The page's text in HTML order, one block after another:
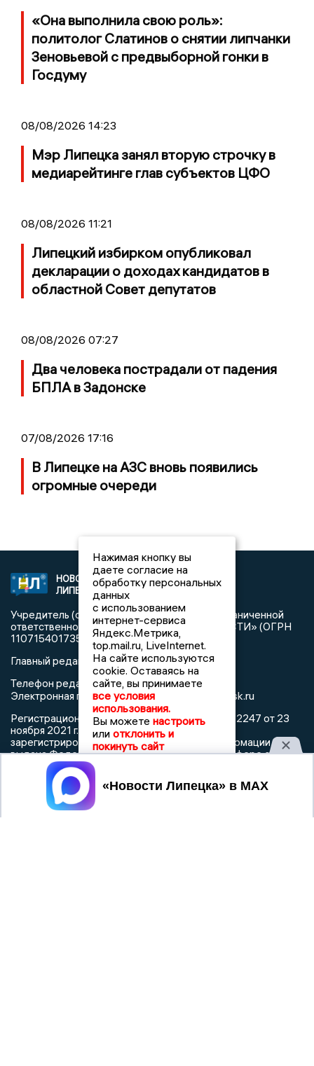
«Она выполнила свою роль»:
политолог Слатинов о снятии липчанки
Зеновьевой с предвыборной гонки в
Госдуму
08/08/2026 14:23
Мэр Липецка занял вторую строчку в
медиарейтинге глав субъектов ЦФО
08/08/2026 11:21
Липецкий избирком опубликовал
декларации о доходах кандидатов в
областной Совет депутатов
08/08/2026 07:27
Два человека пострадали от падения
БПЛА в Задонске
07/08/2026 17:16
В Липецке на АЗС вновь появились
огромные очереди
НОВОСТИ
ЛИПЕЦКА
2021 © NEWSLIPETSK.RU | СИ
«Новости Липецка»
Учредитель (соучредители): Общество с ограниченной
ответственностью «РЕГИОНАЛЬНЫЕ НОВОСТИ» (ОГРН
1107154017354)
Главный редактор: Герцог Е.Г.
Телефон редакции: +7 903 699 9427
Электронная почта редакции:
info@newslipetsk.ru
Регистрационный номер: серия Эл № ФС77-82247 от 23
ноября 2021 г. согласно выписке из реестра
зарегистрированных средств массовой информации
выдана Федеральной службой по надзору в сфере связи,
информационных технологий и массовых коммуникаций
Нажимая кнопку вы
даете согласие на
обработку персональных
данных
с использованием
интернет-сервиса
Яндекс.Метрика,
top.mail.ru, LiveInternet.
На сайте используются
cookie. Оставаясь на
сайте, вы принимаете
все условия
использования.
Вы можете настроить
или отклонить и
покинуть сайт
Принять